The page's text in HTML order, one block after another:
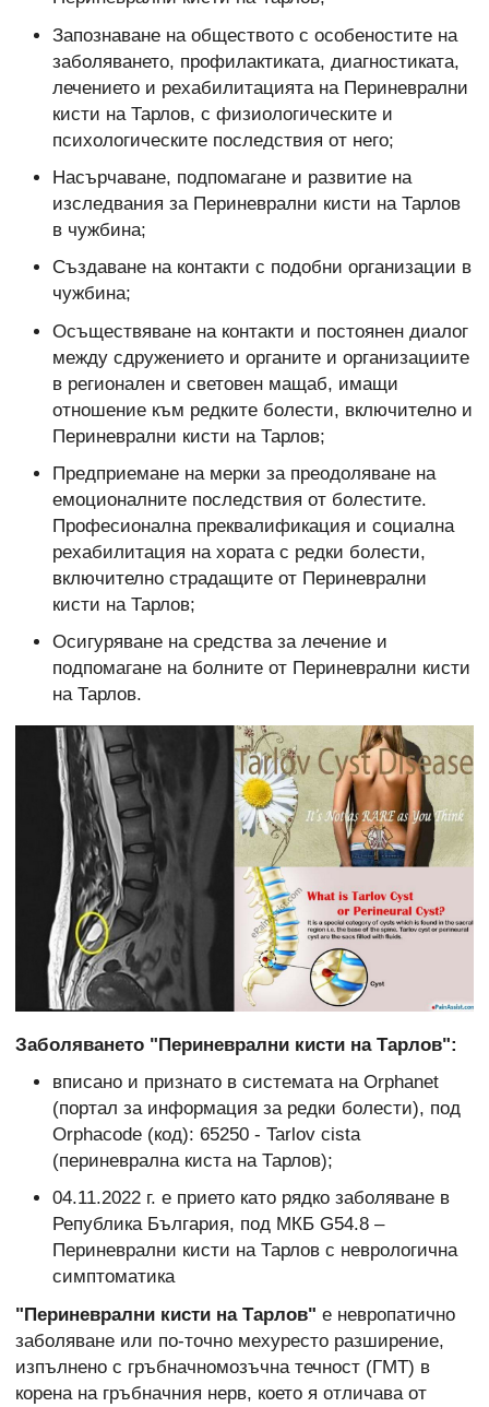
Запознаване на обществото с особеностите на
заболяването, профилактиката, диагностиката,
лечението и рехабилитацията на Периневрални
кисти на Тарлов, с физиологическите и
психологическите последствия от него;
Насърчаване, подпомагане и развитие на
изследвания за Периневрални кисти на Тарлов
в чужбина;
Създаване на контакти с подобни организации в
чужбина;
Осъществяване на контакти и постоянен диалог
между сдружението и органите и организациите
в регионален и световен мащаб, имащи
отношение към редките болести, включително и
Периневрални кисти на Тарлов;
Предприемане на мерки за преодоляване на
емоционалните последствия от болестите.
Професионална преквалификация и социална
рехабилитация на хората с редки болести,
включително страдащите от Периневрални
кисти на Тарлов;
Осигуряване на средства за лечение и
подпомагане на болните от Периневрални кисти
на Тарлов.
Заболяването "Периневрални кисти на Тарлов":
вписано и признато в системата на Orphanet
(портал за информация за редки болести), под
Orphacode (код): 65250 - Tarlov cista
(периневрална киста на Тарлов);
04.11.2022 г. е прието като рядко заболяване в
Република България, под МКБ G54.8 –
Периневрални кисти на Тарлов с неврологична
симптоматика
"Периневрални кисти на Тарлов" е невропатично
заболяване или по-точно мехуресто разширение,
изпълнено с гръбначномозъчна течност (ГМТ) в
корена на гръбначния нерв, което я отличава от